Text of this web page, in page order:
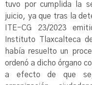
tuvo por cumplida la
juicio, ya que tras la
ITE-CG 23/2023
Instituto Tlaxcalteca
había resuelto un
ordenó a dicho órgano
a efecto de que se,